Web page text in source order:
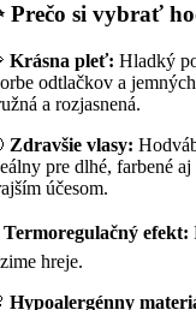
Prečo si vybrať
Krásna pleť: Hladký
odtlačkov a
a rozjasnená.
Zdravšie vlasy:
pre dlhé, farbené
účesom.
Termoregulačný efekt:
hreje.
Hypoalergénny